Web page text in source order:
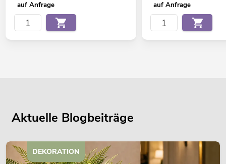
auf Anfrage auf Anfrage
Aktuelle Blogbeiträge
DEKORATION